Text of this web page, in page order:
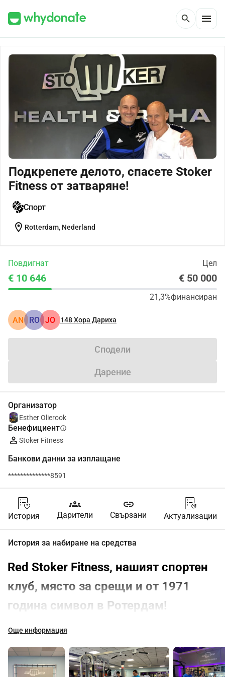
search menu
Подкрепете делото, спасете Stoker
Fitness от затваряне!
Спорт
location_on Rotterdam, Nederland
Повдигнат Цел
€ 10 646 € 50 000
21,3%финансиран
AN RO JO 148Хора Дариха
Сподели
Дарение
Организатор
Esther Olierook
Бенефициентinfo
Stoker Fitness
Банкови данни за изплащане
**************8591
История
groups
Дарители
link
Свързани Актуализации
История за набиране на средства
Red Stoker Fitness, нашият спортен
клуб, място за срещи и от 1971
година символ в Ротердам!
място, под ръководството на страхотни хора.
Изграждаш издръжливост, устойчивост и приятелства.
И тогава всичко заплашва да изчезне Ние сме Сара и
Есфер, и тренираме вече 12 години в Stoker Fitness на
Още информация